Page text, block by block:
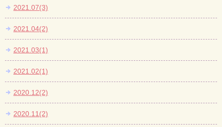
2021.07(3)
2021.04(2)
2021.03(1)
2021.02(1)
2020.12(2)
2020.11(2)